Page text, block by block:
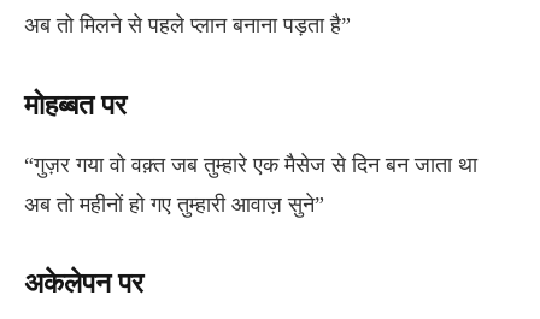
अब तो मिलने से पहले प्लान बनाना पड़ता है”
मोहब्बत पर
“गुज़र गया वो वक़्त जब तुम्हारे एक मैसेज से दिन बन जाता था
अब तो महीनों हो गए तुम्हारी आवाज़ सुने”
अकेलेपन पर